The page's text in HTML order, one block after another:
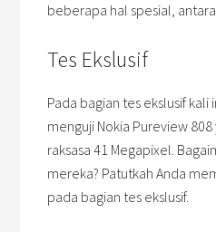
beberapa hal spesial,
Tes Ekslusif
Pada bagian tes ekslusif kali
menguji Nokia Pureview
raksasa 41 Megapixel.
mereka? Patutkah Anda
pada bagian tes ekslusif.